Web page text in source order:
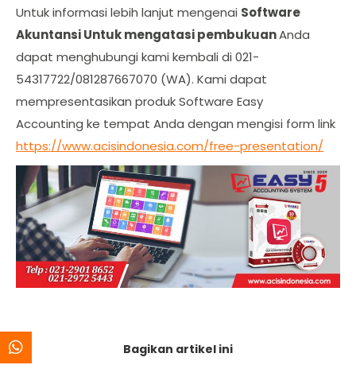
Untuk informasi lebih lanjut mengenai Software
Akuntansi Untuk mengatasi pembukuanAnda
dapat menghubungi kami kembali di 021-
54317722/081287667070 (WA). Kami dapat
mempresentasikan produk Software Easy
Accounting ke tempat Anda dengan mengisi form link
https://www.acisindonesia.com/free-presentation/
Bagikan artikel ini